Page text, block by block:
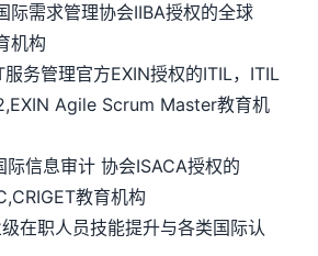
需求管理协会IIBA授权的全球
机构
管理官方EXIN授权的ITIL，ITIL
Agile Scrum Master教育机
信息审计 协会ISACA授权的
教育机构
职人员技能提升与各类国际认